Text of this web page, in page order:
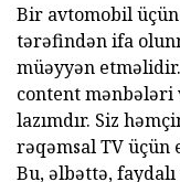
Bir avtomobil üçün
tərəfindən ifa
müəyyən
content mənbələri
lazımdır. Siz
rəqəmsal TV üçün
Bu, əlbəttə,